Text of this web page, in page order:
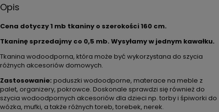
Opis
Cena dotyczy 1 mb tkaniny o szerokości 160 cm.
Tkaninę sprzedajmy co 0,5 mb. Wysyłamy w jednym kawałku.
Tkanina wodoodporna, która może być wykorzystana do szycia
różnych akcesoriów domowych.
Zastosowanie: poduszki wodoodporne, materace na meble z
palet, organizery, pokrowce. Doskonale sprawdzi się również do
szycia wodoodpornych akcesoriów dla dzieci np. torby i śpiworki do
wózka, mufki, a także różnych toreb, torebek, nerek.